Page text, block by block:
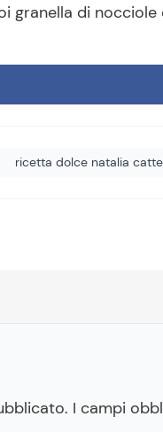
granella di
ricetta dolce natalia
I campi